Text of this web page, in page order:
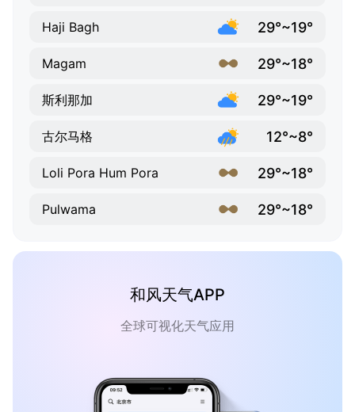
Haji Bagh 29°~19°
Magam 29°~18°
斯利那加 29°~19°
古尔马格 12°~8°
Loli Pora Hum Pora 29°~18°
Pulwama 29°~18°
和风天气APP
全球可视化天气应用